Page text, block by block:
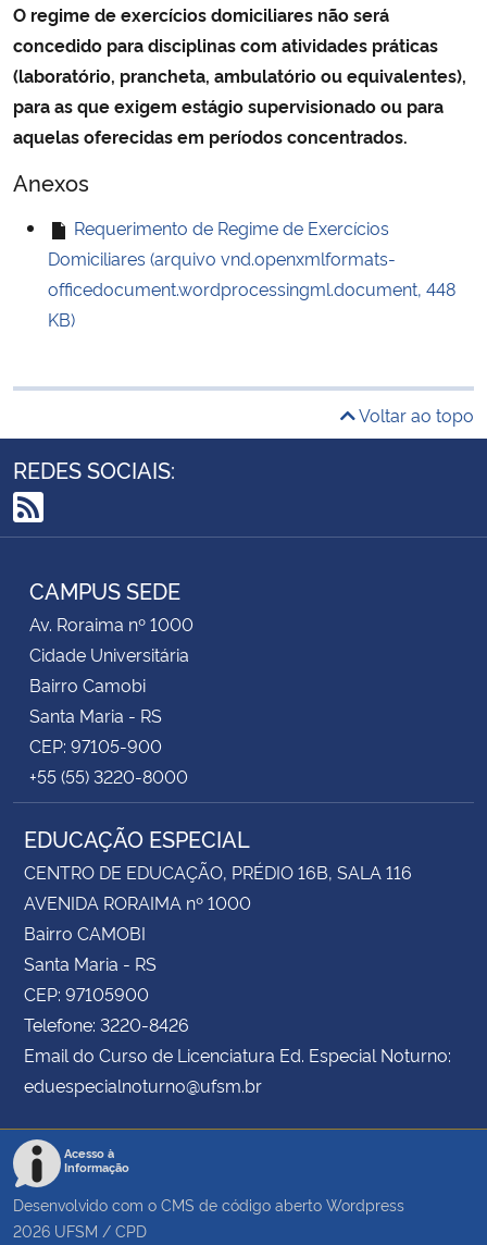
O regime de exercícios domiciliares não será
concedido para disciplinas com atividades práticas
(laboratório, prancheta, ambulatório ou equivalentes),
para as que exigem estágio supervisionado ou para
aquelas oferecidas em períodos concentrados.
Anexos
Requerimento de Regime de Exercícios
Domiciliares (arquivo vnd.openxmlformats-
officedocument.wordprocessingml.document, 448
KB)
Voltar ao topo
REDES SOCIAIS:
RSS
CAMPUS SEDE
Av. Roraima nº 1000
Cidade Universitária
Bairro Camobi
Santa Maria - RS
CEP: 97105-900
+55 (55) 3220-8000
EDUCAÇÃO ESPECIAL
CENTRO DE EDUCAÇÃO, PRÉDIO 16B, SALA 116
AVENIDA RORAIMA nº 1000
Bairro CAMOBI
Santa Maria - RS
CEP: 97105900
Telefone: 3220-8426
Email do Curso de Licenciatura Ed. Especial Noturno:
eduespecialnoturno@ufsm.br
Acesso à
Informação
Desenvolvido com o CMS de código aberto Wordpress
2026 UFSM / CPD